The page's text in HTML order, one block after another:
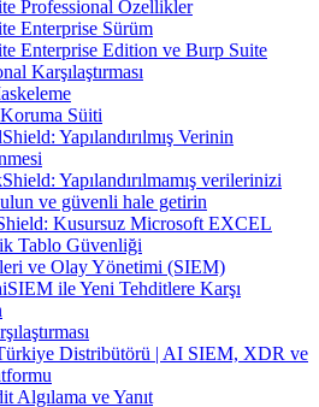
Professional Özellikler
Enterprise Sürüm
Enterprise Edition ve Burp Suite
Karşılaştırması
Süiti
Yapılandırılmış Verinin
Yapılandırılmamış verilerinizi
ve güvenli hale getirin
Kusursuz Microsoft EXCEL
Tablo Güvenliği
ve Olay Yönetimi (SIEM)
ile Yeni Tehditlere Karşı
Distribütörü | AI SIEM, XDR ve
Algılama ve Yanıt